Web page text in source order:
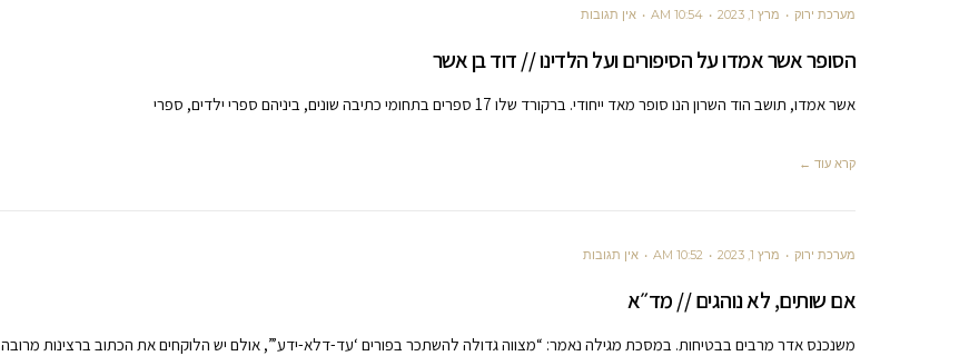
מערכת ירוק מרץ 1, 2023 10:54 AM אין תגובות
הסופר אשר אמדו על הסיפורים ועל הלדינו // דוד בן אשר
אשר אמדו, תושב הוד השרון הנו סופר מאד ייחודי. ברקורד שלו 17 ספרים בתחומי כתיבה שונים, ביניהם ספרי ילדים, ספרי
קרא עוד ←
מערכת ירוק מרץ 1, 2023 10:52 AM אין תגובות
אם שותים, לא נוהגים // מד״א
משנכנס אדר מרבים בבטיחות. במסכת מגילה נאמר: “מצווה גדולה להשתכר בפורים ‘עד-דלא-ידע’”, אולם יש הלוקחים את הכתוב ברצינות מרובה